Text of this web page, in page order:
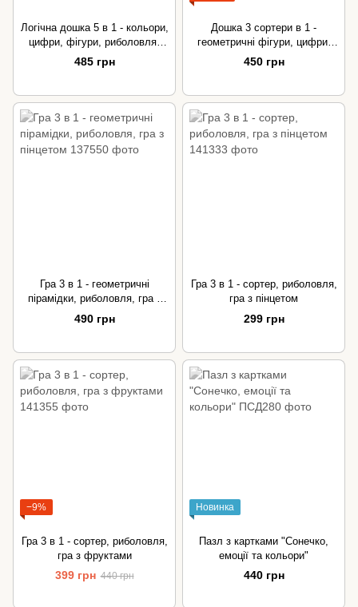
Логічна дошка 5 в 1 - кольори,
цифри, фігури, риболовля,
гра з пінцетом
485 грн
Дошка 3 сортери в 1 -
геометричні фігури, цифри,
рахунок
450 грн
Гра 3 в 1 - геометричні
пірамідки, риболовля, гра з
пінцетом
490 грн
Гра 3 в 1 - сортер, риболовля,
гра з пінцетом
299 грн
−9%
Гра 3 в 1 - сортер, риболовля,
гра з фруктами
399 грн 440 грн
Новинка
Пазл з картками "Сонечко,
емоції та кольори"
440 грн